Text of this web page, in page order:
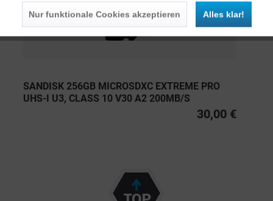
SANDISK 256GB MICROSDXC EXTREME PRO
UHS-I U3, CLASS 10 V30 A2 200MB/S
30,00 €
Nur funktionale Cookies akzeptieren Alles klar!